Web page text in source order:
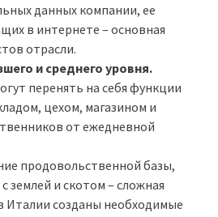
данных компании, ее
в интернете – основная
отрасли.
и среднего уровня.
перенять на себя функции
цехом, магазином и
от ежедневной
продовольственной базы,
землей и скотом – сложная
Италии созданы необходимые